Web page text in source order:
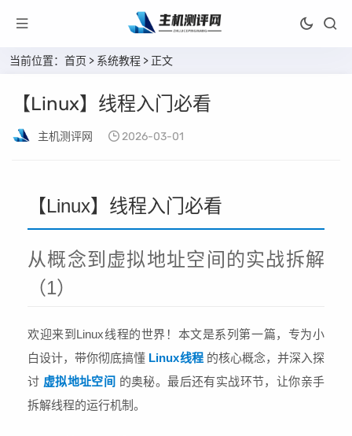
当前位置： 首页 > 系统教程 > 正文
【Linux】线程入门必看
主机测评网 2026-03-01
【Linux】线程入门必看
从概念到虚拟地址空间的实战拆解
（1）
欢迎来到Linux线程的世界！本文是系列第一篇，专为小
白设计，带你彻底搞懂 Linux线程的核心概念，并深入探
讨 虚拟地址空间 的奥秘。最后还有实战环节，让你亲手
拆解线程的运行机制。